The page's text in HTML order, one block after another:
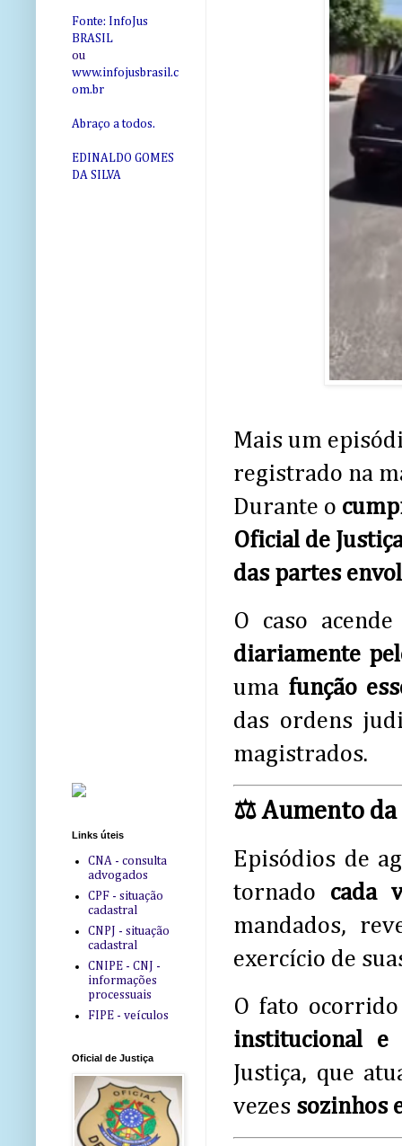
Mais um
registrado na
Durante o
Oficial de
das partes
O caso
diariamente
uma função
das ordens
magistrados.
⚖️ Aumento da
Episódios de
tornado cada
mandados,
exercício de
O fato
institucional e
Justiça, que
vezes sozinhos
Fonte: InfoJus
BRASIL
ou
www.infojusbrasil.c
om.br
Abraço a todos.
EDINALDO GOMES
DA SILVA
Links úteis
CNA - consulta
advogados
CPF - situação
cadastral
CNPJ - situação
cadastral
CNIPE - CNJ -
informações
processuais
FIPE - veículos
Oficial de Justiça